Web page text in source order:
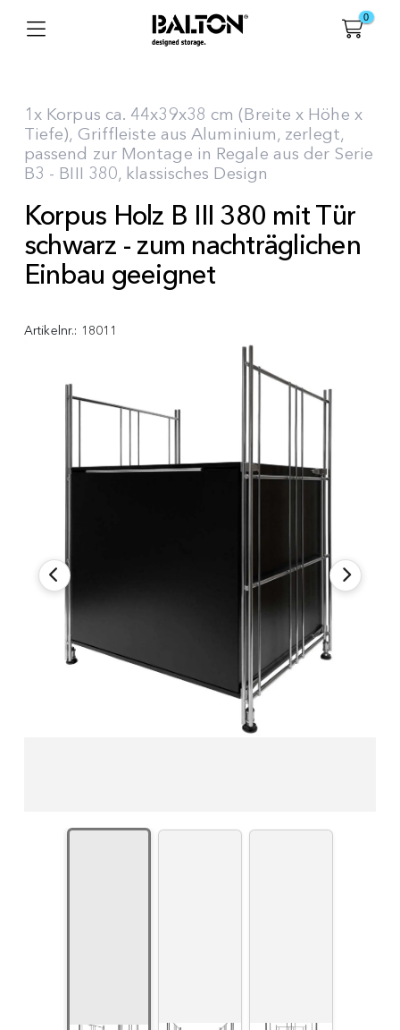
0
1x Korpus ca. 44x39x38 cm (Breite x Höhe x
Tiefe), Griffleiste aus Aluminium, zerlegt,
passend zur Montage in Regale aus der Serie
B3 - BIII 380, klassisches Design
Korpus Holz B III 380 mit Tür
schwarz - zum nachträglichen
Einbau geeignet
Artikelnr.: 18011